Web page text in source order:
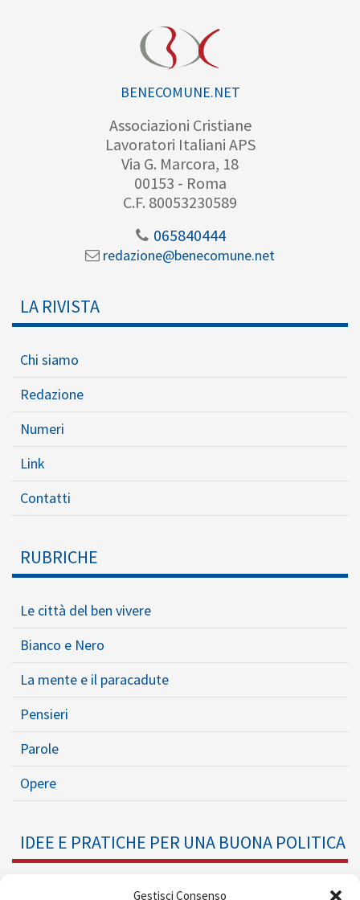
Gestisci Consenso
BENECOMUNE.NET
Associazioni Cristiane
Lavoratori Italiani APS
Via G. Marcora, 18
00153 - Roma
C.F. 80053230589
065840444
redazione@benecomune.net
LA RIVISTA
Chi siamo
Redazione
Numeri
Link
Contatti
RUBRICHE
Le città del ben vivere
Bianco e Nero
La mente e il paracadute
Pensieri
Parole
Opere
IDEE E PRATICHE PER UNA BUONA POLITICA